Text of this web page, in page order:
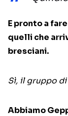
E pronto a
quelli che
bresciani.
Sì, il gruppo
Abbiamo